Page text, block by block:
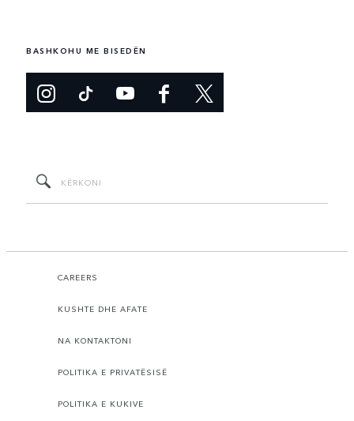
BASHKOHU ME BISEDËN
CAREERS
KUSHTE DHE AFATE
NA KONTAKTONI
POLITIKA E PRIVATËSISË
POLITIKA E KUKIVE